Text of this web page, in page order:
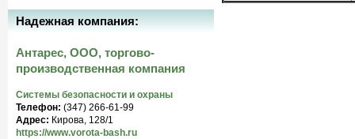
Надежная компания:
Антарес, ООО, торгово-
производственная компания
Системы безопасности и охраны
Телефон: (347) 266-61-99
Адрес: Кирова, 128/1
https://www.vorota-bash.ru